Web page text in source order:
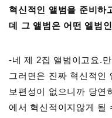
혁신적인 앨범을 준비하
데 그 앨범은 어떤 엘범
-네 제 2집 앨범이고요.
그러면은 진짜 혁신적인
보편성이 없으니까 당연
에서 혁신적이지않게 될